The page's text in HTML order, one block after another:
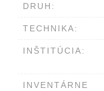
DRUH:
TECHNIKA:
INŠTITÚCIA:
INVENTÁRNE